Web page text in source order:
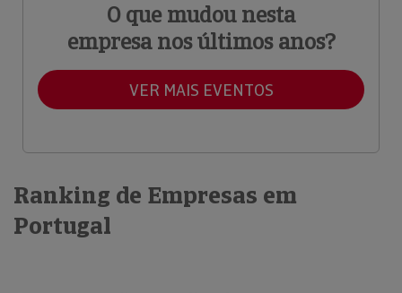
O que mudou nesta
empresa nos últimos anos?
VER MAIS EVENTOS
Ranking de Empresas em
Portugal